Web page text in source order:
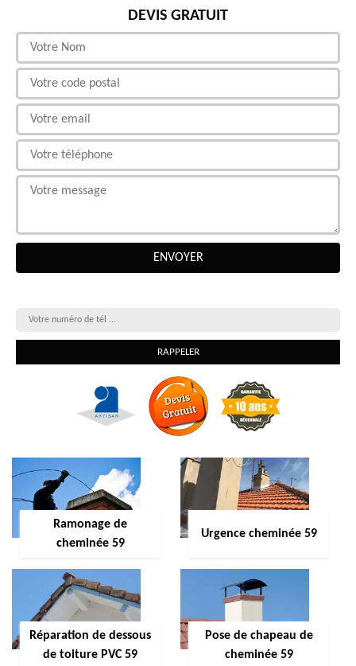
DEVIS GRATUIT
Ramonage de
cheminée 59
Urgence cheminée 59
Réparation de dessous
de toiture PVC 59
Pose de chapeau de
cheminée 59